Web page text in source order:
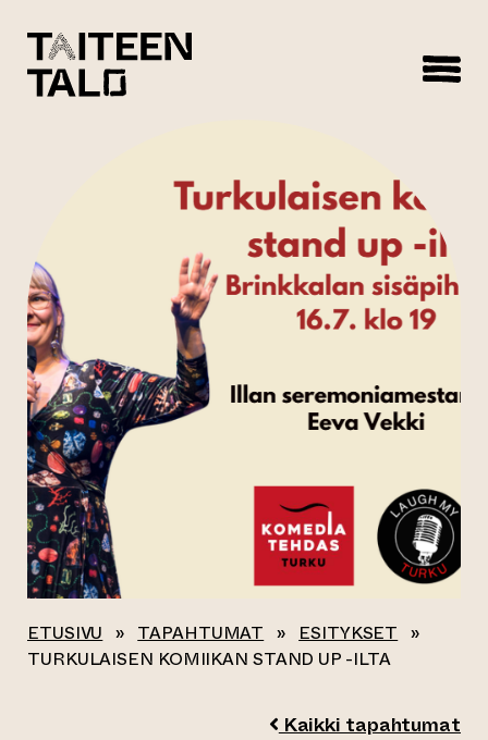
ETUSIVU » TAPAHTUMAT » ESITYKSET »
TURKULAISEN KOMIIKAN STAND UP -ILTA
Kaikki tapahtumat